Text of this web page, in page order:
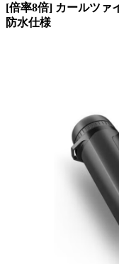
[倍率8倍] カールツァ
防水仕様